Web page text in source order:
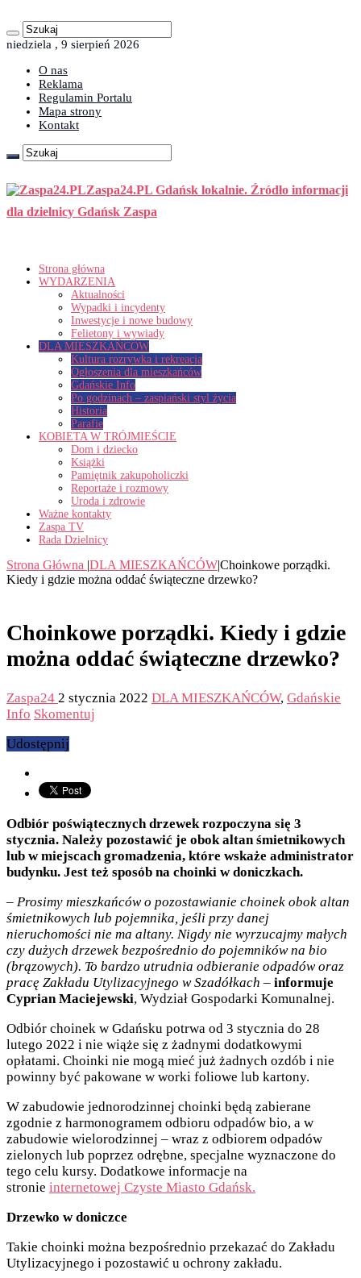
niedziela , 9 sierpień 2026
O nas
Reklama
Regulamin Portalu
Mapa strony
Kontakt
Zaspa24.PL Gdańsk lokalnie. Źródło informacji
dla dzielnicy Gdańsk Zaspa
Strona główna
WYDARZENIA
Aktualności
Wypadki i incydenty
Inwestycje i nowe budowy
Felietony i wywiady
DLA MIESZKAŃCÓW
Kultura rozrywka i rekreacja
Ogłoszenia dla mieszkańców
Gdańskie Info
Po godzinach – zaspiański styl życia
Historia
Parafie
KOBIETA W TRÓJMIEŚCIE
Dom i dziecko
Książki
Pamiętnik zakupoholiczki
Reportaże i rozmowy
Uroda i zdrowie
Ważne kontakty
Zaspa TV
Rada Dzielnicy
Strona Główna |DLA MIESZKAŃCÓW|Choinkowe porządki.
Kiedy i gdzie można oddać świąteczne drzewko?
Choinkowe porządki. Kiedy i gdzie
można oddać świąteczne drzewko?
Zaspa24 2 stycznia 2022 DLA MIESZKAŃCÓW, Gdańskie
Info Skomentuj
Udostępnij
Odbiór poświątecznych drzewek rozpoczyna się 3
stycznia. Należy pozostawić je obok altan śmietnikowych
lub w miejscach gromadzenia, które wskaże administrator
budynku. Jest też sposób na choinki w doniczkach.
– Prosimy mieszkańców o pozostawianie choinek obok altan
śmietnikowych lub pojemnika, jeśli przy danej
nieruchomości nie ma altany. Nigdy nie wyrzucajmy małych
czy dużych drzewek bezpośrednio do pojemników na bio
(brązowych). To bardzo utrudnia odbieranie odpadów oraz
pracę Zakładu Utylizacyjnego w Szadółkach – informuje
Cyprian Maciejewski, Wydział Gospodarki Komunalnej.
Odbiór choinek w Gdańsku potrwa od 3 stycznia do 28
lutego 2022 i nie wiąże się z żadnymi dodatkowymi
opłatami. Choinki nie mogą mieć już żadnych ozdób i nie
powinny być pakowane w worki foliowe lub kartony.
W zabudowie jednorodzinnej choinki będą zabierane
zgodnie z harmonogramem odbioru odpadów bio, a w
zabudowie wielorodzinnej – wraz z odbiorem odpadów
zielonych lub poprzez odrębne, specjalne wyznaczone do
tego celu kursy. Dodatkowe informacje na
stronie internetowej Czyste Miasto Gdańsk.
Drzewko w doniczce
Takie choinki można bezpośrednio przekazać do Zakładu
Utylizacyjnego i pozostawić u ochrony zakładu.